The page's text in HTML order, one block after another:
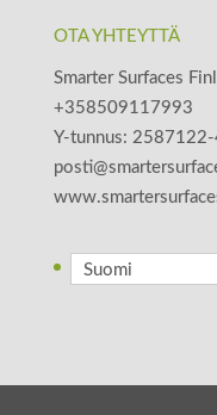
OTA YHTEYTTÄ
Smarter Surfaces
+358509117993
Y-tunnus:
Suomi